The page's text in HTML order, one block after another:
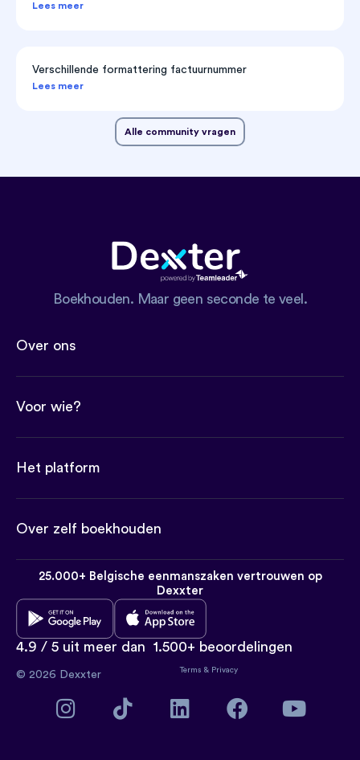
Lees meer
Verschillende formattering factuurnummer
Lees meer
Alle community vragen
Boekhouden. Maar geen seconde te veel.
Over ons
Voor wie?
Het platform
Over zelf boekhouden
25.000+ Belgische eenmanszaken vertrouwen op
Dexxter
4.9 / 5 uit meer dan 1.500+ beoordelingen
© 2026 Dexxter Terms & Privacy